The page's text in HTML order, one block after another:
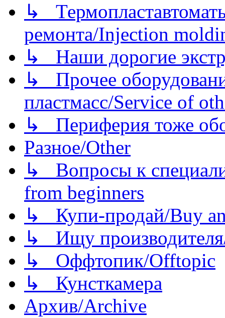
↳
ремонта/Injection
↳ Наши дорогие
↳ Прочее
пластмасс/Service of
↳ Периферия тоже
Разное/Other
↳ Вопросы к
from beginners
↳ Купи-продай/Buy
↳ Ищу
↳ Оффтопик/Offtopic
↳ Кунсткамера
Архив/Archive